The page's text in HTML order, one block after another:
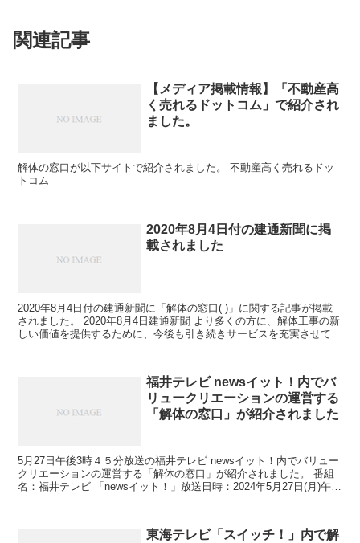
関連記事
【メディア掲載情報】「不動産高
く売れるドットコム」で紹介され
ました。
解体の窓口が以下サイトで紹介されました。 不動産高く売れるドッ
トコム
2020年8月4日付の建通新聞に掲
載されました
2020年8月4日付の建通新聞に「解体の窓口( )」に関する記事が掲載
されました。 2020年8月4日建通新聞 より多くの方に、解体工事の新
しい価値を提供するために、今後も引き続きサービスを充実させてま
福井テレビ newsイット！内でバ
リュークリエーションの運営する
「解体の窓口」が紹介されました
5月27日午後3時４５分放送の福井テレビ newsイット！内でバリュー
クリエーションの運営する「解体の窓口」が紹介されました。 番組
名：福井テレビ 「newsイット！」放送日時：2024年5月27日(月)午後
東海テレビ「スイッチ！」内で解